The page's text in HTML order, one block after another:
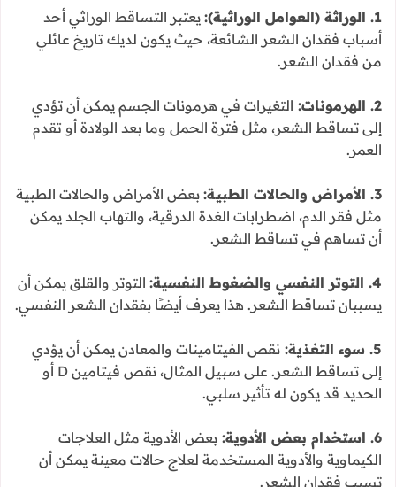
1. الوراثة (العوامل الوراثية):
يعتبر التساقط الوراثي أحد
أسباب فقدان الشعر الشائعة، حيث يكون لديك تاريخ عائلي
من فقدان الشعر.
2. الهرمونات:
التغيرات في هرمونات الجسم يمكن أن تؤدي
إلى تساقط الشعر، مثل فترة الحمل وما بعد الولادة أو تقدم
العمر.
3. الأمراض والحالات الطبية:
بعض الأمراض والحالات الطبية
مثل فقر الدم، اضطرابات الغدة الدرقية، والتهاب الجلد يمكن
أن تساهم في تساقط الشعر.
4. التوتر النفسي والضغوط النفسية:
التوتر والقلق يمكن أن
يسببان تساقط الشعر. هذا يعرف أيضًا بفقدان الشعر النفسي.
5. سوء التغذية:
نقص الفيتامينات والمعادن يمكن أن يؤدي
إلى تساقط الشعر. على سبيل المثال، نقص فيتامين D أو
الحديد قد يكون له تأثير سلبي.
6. استخدام بعض الأدوية:
بعض الأدوية مثل العلاجات
الكيماوية والأدوية المستخدمة لعلاج حالات معينة يمكن أن
تسبب فقدان الشعر.